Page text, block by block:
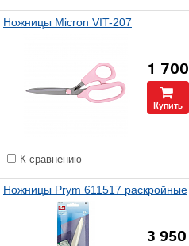
Ножницы Micron VIT-207
1 700
Купить
К сравнению
Ножницы Prym 611517 раскройные
3 950